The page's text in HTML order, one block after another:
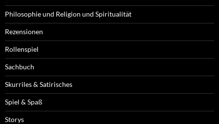
Philosophie und Religion und Spiritualität
Rezensionen
Rollenspiel
Sachbuch
Skurriles & Satirisches
Spiel & Spaß
Storys